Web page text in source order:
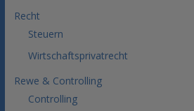
Recht
Steuern
Wirtschaftsprivatrecht
Rewe & Controlling
Controlling